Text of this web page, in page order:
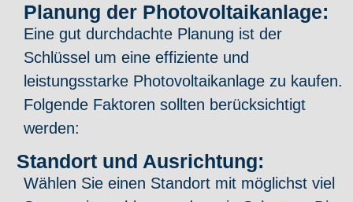
Planung der Photovoltaikanlage:
Eine gut durchdachte Planung ist der
Schlüssel um eine effiziente und
leistungsstarke Photovoltaikanlage zu kaufen.
Folgende Faktoren sollten berücksichtigt
werden:
Standort und Ausrichtung:
Wählen Sie einen Standort mit möglichst viel